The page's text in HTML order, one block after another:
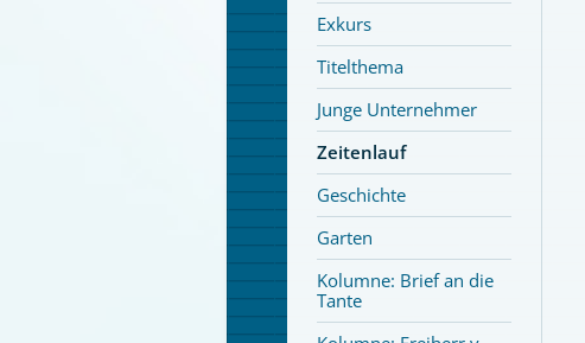
Exkurs
Titelthema
Junge Unternehmer
Zeitenlauf
Geschichte
Garten
Kolumne: Brief an die
Tante